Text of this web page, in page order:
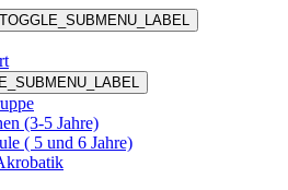
(3-5 Jahre)
( 5 und 6 Jahre)